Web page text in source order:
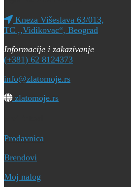
Kneza Višeslava 63/013,
TC ,,Vidikovac“, Beograd
Informacije i zakazivanje
(+381) 62 8124373
info@zlatomoje.rs
zlatomoje.rs
Prodavnica
Brendovi
Moj nalog